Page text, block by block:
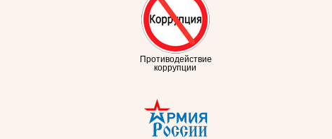
Противодействие
коррупции